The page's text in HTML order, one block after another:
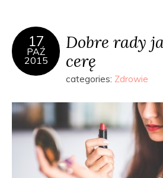
17
PAŹ
2015
Dobre rady
cerę
categories: Zdrowie